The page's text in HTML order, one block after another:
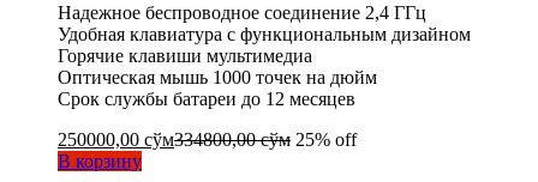
Надежное беспроводное соединение 2,4 ГГц
Удобная клавиатура с функциональным дизайном
Горячие клавиши мультимедиа
Оптическая мышь 1000 точек на дюйм
Срок службы батареи до 12 месяцев
250000,00 сўм334800,00сўм 25% off
В корзину